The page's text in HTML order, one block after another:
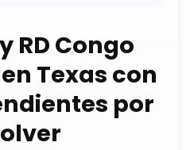
RD Congo
Texas con
por